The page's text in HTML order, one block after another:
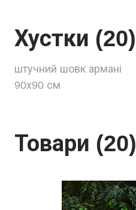
Хустки (20)
штучний шовк армані
90х90 см
Товари (20)